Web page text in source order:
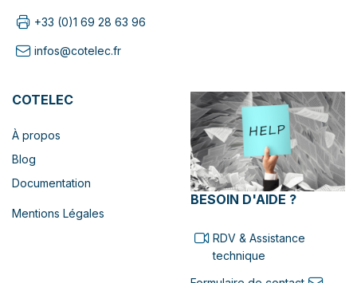
+33 (0)1 69 28 63 96
infos@cotelec.fr
COTELEC
À propos
Blog
Documentation
Mentions Légales
BESOIN D'AIDE ?
RDV & Assistance
technique